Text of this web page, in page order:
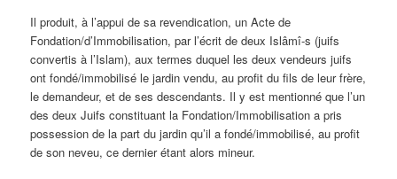
Il produit, à l’appui de sa revendication, un Acte de
Fondation/d’Immobilisation, par l’écrit de deux Islâmî-s (juifs
convertis à l’Islam), aux termes duquel les deux vendeurs juifs
ont fondé/immobilisé le jardin vendu, au profit du fils de leur frère,
le demandeur, et de ses descendants. Il y est mentionné que l’un
des deux Juifs constituant la Fondation/Immobilisation a pris
possession de la part du jardin qu’il a fondé/immobilisé, au profit
de son neveu, ce dernier étant alors mineur.